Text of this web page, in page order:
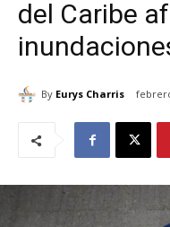
del Caribe
By Eurys Charris